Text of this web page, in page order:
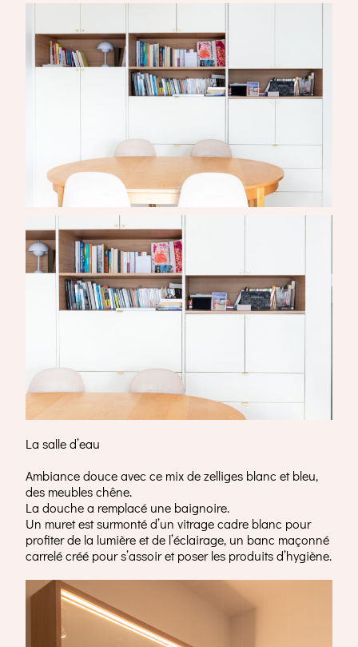
La salle d’eau
Ambiance douce avec ce mix de zelliges blanc et bleu,
des meubles chêne.
La douche a remplacé une baignoire.
Un muret est surmonté d’un vitrage cadre blanc pour
profiter de la lumière et de l’éclairage, un banc maçonné
carrelé créé pour s’assoir et poser les produits d’hygiène.